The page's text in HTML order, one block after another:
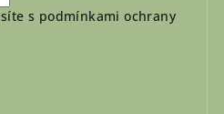
s podmínkami ochrany